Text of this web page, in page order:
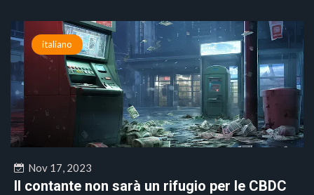
italiano
Nov 17, 2023
Il contante non sarà un rifugio per le CBDC